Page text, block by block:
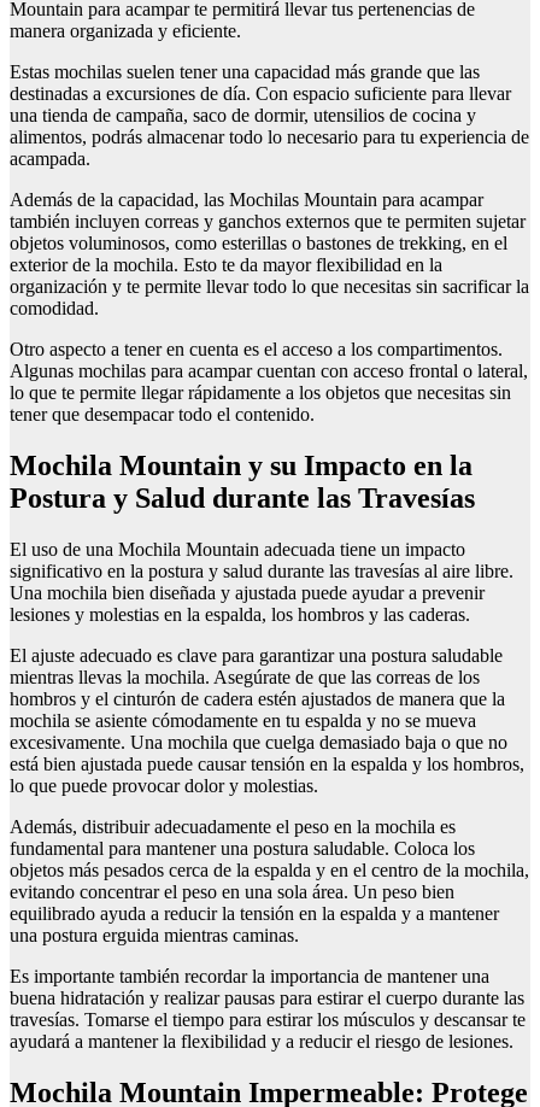
Mountain para acampar te permitirá llevar tus pertenencias de
manera organizada y eficiente.
Estas mochilas suelen tener una capacidad más grande que las
destinadas a excursiones de día. Con espacio suficiente para llevar
una tienda de campaña, saco de dormir, utensilios de cocina y
alimentos, podrás almacenar todo lo necesario para tu experiencia de
acampada.
Además de la capacidad, las Mochilas Mountain para acampar
también incluyen correas y ganchos externos que te permiten sujetar
objetos voluminosos, como esterillas o bastones de trekking, en el
exterior de la mochila. Esto te da mayor flexibilidad en la
organización y te permite llevar todo lo que necesitas sin sacrificar la
comodidad.
Otro aspecto a tener en cuenta es el acceso a los compartimentos.
Algunas mochilas para acampar cuentan con acceso frontal o lateral,
lo que te permite llegar rápidamente a los objetos que necesitas sin
tener que desempacar todo el contenido.
Mochila Mountain y su Impacto en la
Postura y Salud durante las Travesías
El uso de una Mochila Mountain adecuada tiene un impacto
significativo en la postura y salud durante las travesías al aire libre.
Una mochila bien diseñada y ajustada puede ayudar a prevenir
lesiones y molestias en la espalda, los hombros y las caderas.
El ajuste adecuado es clave para garantizar una postura saludable
mientras llevas la mochila. Asegúrate de que las correas de los
hombros y el cinturón de cadera estén ajustados de manera que la
mochila se asiente cómodamente en tu espalda y no se mueva
excesivamente. Una mochila que cuelga demasiado baja o que no
está bien ajustada puede causar tensión en la espalda y los hombros,
lo que puede provocar dolor y molestias.
Además, distribuir adecuadamente el peso en la mochila es
fundamental para mantener una postura saludable. Coloca los
objetos más pesados cerca de la espalda y en el centro de la mochila,
evitando concentrar el peso en una sola área. Un peso bien
equilibrado ayuda a reducir la tensión en la espalda y a mantener
una postura erguida mientras caminas.
Es importante también recordar la importancia de mantener una
buena hidratación y realizar pausas para estirar el cuerpo durante las
travesías. Tomarse el tiempo para estirar los músculos y descansar te
ayudará a mantener la flexibilidad y a reducir el riesgo de lesiones.
Mochila Mountain Impermeable: Protege